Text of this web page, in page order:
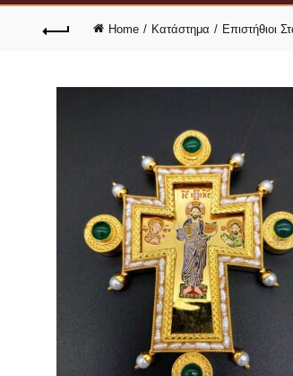
Home Κατάστημα Επιστήθιοι